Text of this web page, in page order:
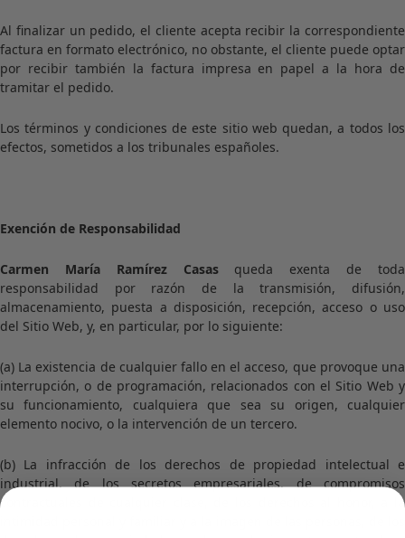
Al finalizar un pedido, el cliente acepta recibir la correspondiente
factura en formato electrónico, no obstante, el cliente puede optar
por recibir también la factura impresa en papel a la hora de
tramitar el pedido.
Los términos y condiciones de este sitio web quedan, a todos los
efectos, sometidos a los tribunales españoles.
Exención de Responsabilidad
Carmen María Ramírez Casas
queda exenta de toda
responsabilidad por razón de la transmisión, difusión,
almacenamiento, puesta a disposición, recepción, acceso o uso
del Sitio Web, y, en particular, por lo siguiente:
(a) La existencia de cualquier fallo en el acceso, que provoque una
interrupción, o de programación, relacionados con el Sitio Web y
su funcionamiento, cualquiera que sea su origen, cualquier
elemento nocivo, o la intervención de un tercero.
(b) La infracción de los derechos de propiedad intelectual e
industrial, de los secretos empresariales, de compromisos
contractuales de cualquier clase, de los derechos al honor, a la